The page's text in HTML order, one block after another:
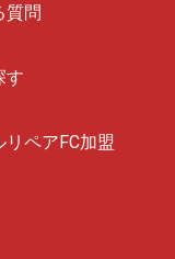
質問
す
リペアFC加盟